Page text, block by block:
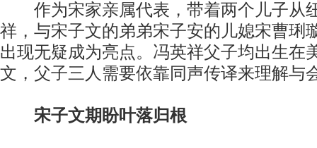
作为宋家亲属代表，带着两个儿子从
祥，与宋子文的弟弟宋子安的儿媳宋曹琍
出现无疑成为亮点。冯英祥父子均出生在
文，父子三人需要依靠同声传译来理解与
宋子文期盼叶落归根